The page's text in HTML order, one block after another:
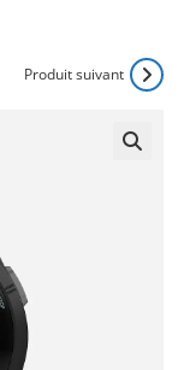
Produit suivant